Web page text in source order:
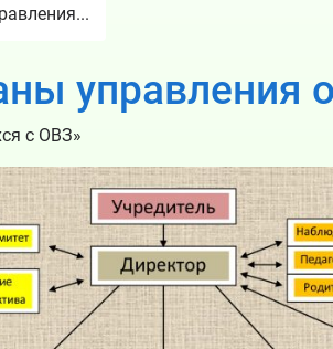
управления
с ОВЗ»